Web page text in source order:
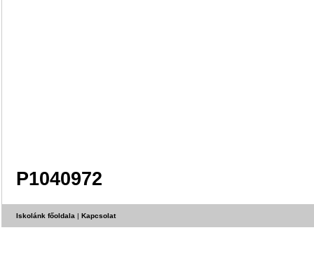
P1040972
Iskolánk főoldala | Kapcsolat